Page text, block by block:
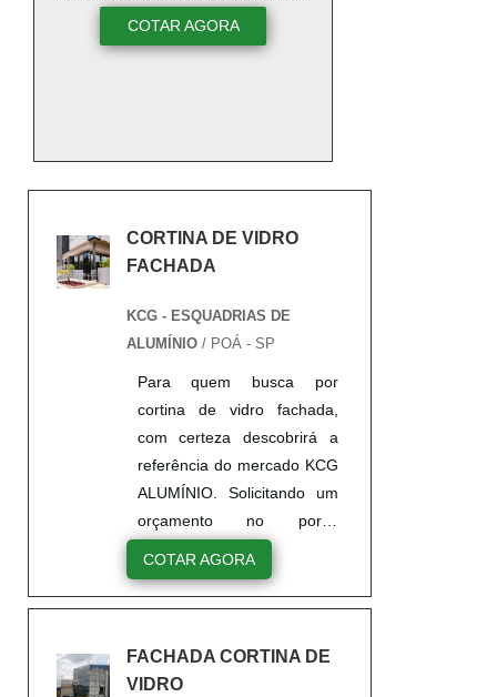
VIDRO
COTAR AGORA
CORTINA DE VIDRO
FACHADA
KCG - ESQUADRIAS DE
ALUMÍNIO / POÁ - SP
Para quem busca por
cortina de vidro fachada,
com certeza descobrirá a
referência do mercado KCG
ALUMÍNIO. Solicitando um
orçamento no portal
Soluções Industriais e
encontrando a líder do
VIDRO FACHADAQuem
precisa de cortina de vidro
COTAR AGORA
FACHADA CORTINA DE
VIDRO